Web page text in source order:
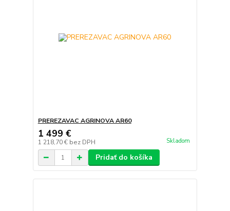
PREREZAVAC AGRINOVA AR60
1 499 €
1 218,70 € bez DPH Skladom
Pridať do košíka